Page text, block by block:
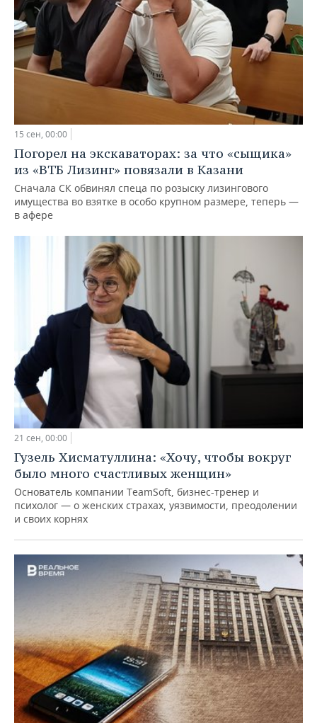
15 сен, 00:00
Погорел на экскаваторах: за что «сыщика»
из «ВТБ Лизинг» повязали в Казани
Сначала СК обвинял спеца по розыску лизингового
имущества во взятке в особо крупном размере, теперь —
в афере
21 сен, 00:00
Гузель Хисматуллина: «Хочу, чтобы вокруг
было много счастливых женщин»
Основатель компании TeamSoft, бизнес-тренер и
психолог — о женских страхах, уязвимости, преодолении
и своих корнях